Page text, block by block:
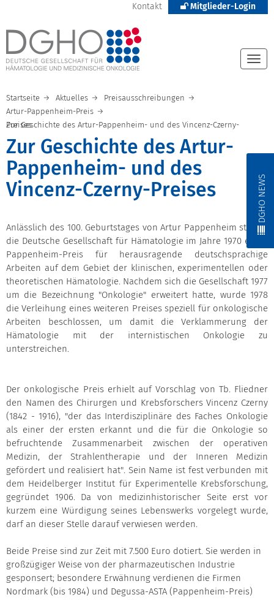
Kontakt Mitglieder-Login
DGHO NEWS
Startseite Aktuelles
Preisausschreibungen
Artur-Pappenheim-Preis
Zur Geschichte des Artur-Pappenheim- und des Vincenz-Czerny-Preises
Zur Geschichte des Artur-
Pappenheim- und des
Vincenz-Czerny-Preises
Anlässlich des 100. Geburtstages von Artur Pappenheim stiftete
die Deutsche Gesellschaft für Hämatologie im Jahre 1970 einen
Pappenheim-Preis für herausragende deutschsprachige
Arbeiten auf dem Gebiet der klinischen, experimentellen oder
theoretischen Hämatologie. Nachdem sich die Gesellschaft 1977
um die Bezeichnung "Onkologie" erweitert hatte, wurde 1978
die Verleihung eines weiteren Preises speziell für onkologische
Arbeiten beschlossen, um damit die Verklammerung der
Hämatologie mit der internistischen Onkologie zu
unterstreichen.
Der onkologische Preis erhielt auf Vorschlag von Tb. Fliedner
den Namen des Chirurgen und Krebsforschers Vincenz Czerny
(1842 - 1916), "der das Interdisziplinäre des Faches Onkologie
als einer der ersten erkannt und die für die Onkologie so
befruchtende Zusammenarbeit zwischen der operativen
Medizin, der Strahlentherapie und der Inneren Medizin
gefördert und realisiert hat". Sein Name ist fest verbunden mit
dem Heidelberger Institut für Experimentelle Krebsforschung,
gegründet 1906. Da von medizinhistorischer Seite erst vor
kurzem eine Würdigung seines Lebenswerks vorgelegt wurde,
darf an dieser Stelle darauf verwiesen werden.
Beide Preise sind zur Zeit mit 7.500 Euro dotiert. Sie werden in
großzügiger Weise von der pharmazeutischen Industrie
gesponsert; besondere Erwähnung verdienen die Firmen
Nordmark (bis 1984) und Degussa-ASTA (Pappenheim-Preis)